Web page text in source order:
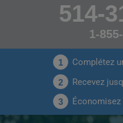
514-
1-
1 Complétez
2 Recevez
3